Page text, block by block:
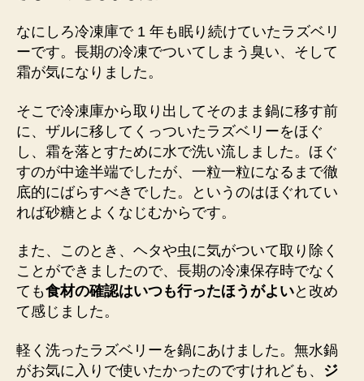
なにしろ冷凍庫で 1 年も眠り続けていたラズベリ
ーです。長期の冷凍でついてしまう臭い、そして
霜が気になりました。
そこで冷凍庫から取り出してそのまま鍋に移す前
に、ザルに移してくっついたラズベリーをほぐ
し、霜を落とすために水で洗い流しました。ほぐ
すのが中途半端でしたが、一粒一粒になるまで徹
底的にばらすべきでした。というのはほぐれてい
れば砂糖とよくなじむからです。
また、このとき、ヘタや虫に気がついて取り除く
ことができましたので、長期の冷凍保存時でなく
ても食材の確認はいつも行ったほうがよいと改め
て感じました。
軽く洗ったラズベリーを鍋にあけました。無水鍋
がお気に入りで使いたかったのですけれども、 ジ